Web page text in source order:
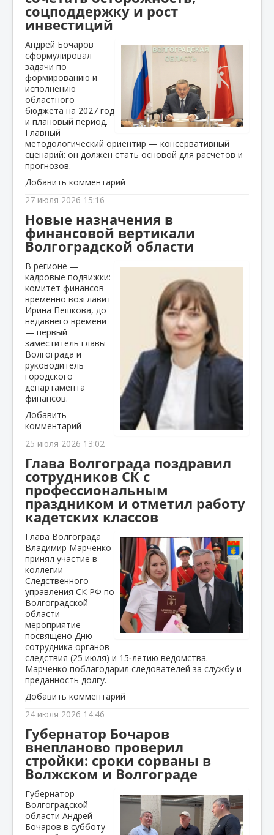
соцподдержку и рост
инвестиций
Андрей Бочаров
сформулировал
задачи по
формированию и
исполнению
областного
бюджета на 2027 год
и плановый период.
Главный
методологический ориентир — консервативный
сценарий: он должен стать основой для расчётов и
прогнозов.
Добавить комментарий
27 июля 2026 15:16
Новые назначения в
финансовой вертикали
Волгоградской области
В регионе —
кадровые подвижки:
комитет финансов
временно возглавит
Ирина Пешкова, до
недавнего времени
— первый
заместитель главы
Волгограда и
руководитель
городского
департамента
финансов.
Добавить
комментарий
25 июля 2026 13:02
Глава Волгограда поздравил
сотрудников СК с
профессиональным
праздником и отметил работу
кадетских классов
Глава Волгограда
Владимир Марченко
принял участие в
коллегии
Следственного
управления СК РФ по
Волгоградской
области —
мероприятие
посвящено Дню
сотрудника органов
следствия (25 июля) и 15‑летию ведомства.
Марченко поблагодарил следователей за службу и
преданность долгу.
Добавить комментарий
24 июля 2026 14:46
Губернатор Бочаров
внепланово проверил
стройки: сроки сорваны в
Волжском и Волгограде
Губернатор
Волгоградской
области Андрей
Бочаров в субботу